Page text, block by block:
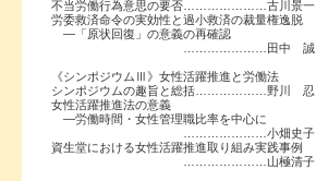
不当労働行為意思の要否…………………古川景一
労委救済命令の実効性と過小救済の裁量権逸脱
―「原状回復」の意義の再確認
…………………田中 誠
《シンポジウムⅢ》女性活躍推進と労働法
シンポジウムの趣旨と総括………………野川 忍
女性活躍推進法の意義
―労働時間・女性管理職比率を中心に
…………………小畑史子
資生堂における女性活躍推進取り組み実践事例
…………………山極清子